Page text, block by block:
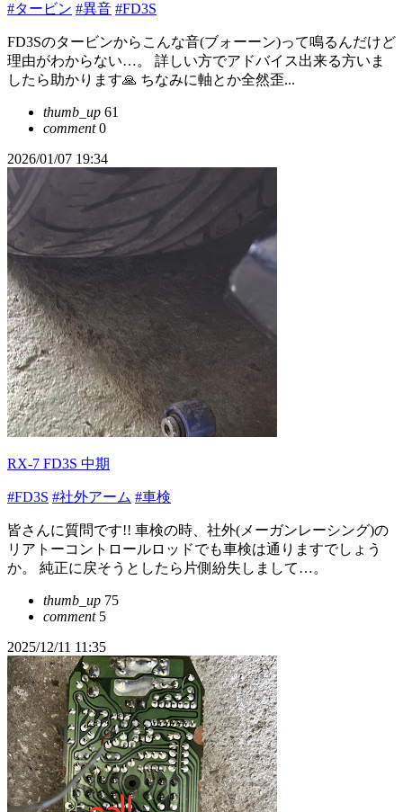
#タービン #異音 #FD3S
FD3Sのタービンからこんな音(ブォーーン)って鳴るんだけど
理由がわからない…。 詳しい方でアドバイス出来る方いま
したら助かります🙏 ちなみに軸とか全然歪...
thumb_up 61
comment0
2026/01/07 19:34
RX-7 FD3S 中期
#FD3S #社外アーム #車検
皆さんに質問です!! 車検の時、社外(メーガンレーシング)の
リアトーコントロールロッドでも車検は通りますでしょう
か。 純正に戻そうとしたら片側紛失しまして…。
thumb_up 75
comment5
2025/12/11 11:35